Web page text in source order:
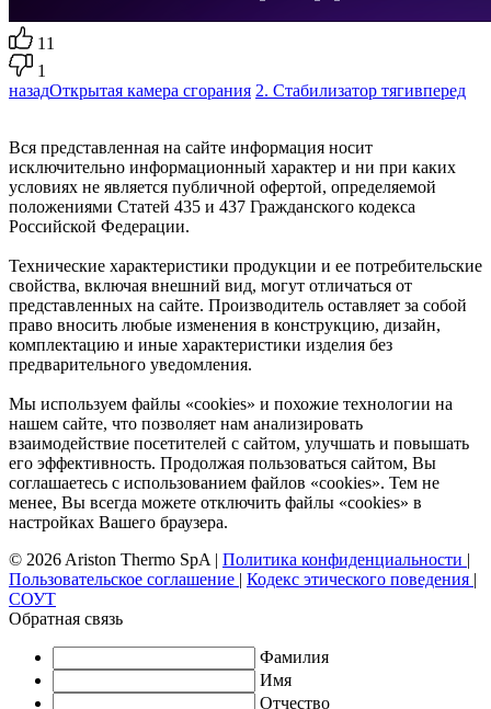
11
1
назадОткрытая камера сгорания 2. Стабилизатор тягивперед
Вся представленная на сайте информация носит
исключительно информационный характер и ни при каких
условиях не является публичной офертой, определяемой
положениями Статей 435 и 437 Гражданского кодекса
Российской Федерации.
Технические характеристики продукции и ее потребительские
свойства, включая внешний вид, могут отличаться от
представленных на сайте. Производитель оставляет за собой
право вносить любые изменения в конструкцию, дизайн,
комплектацию и иные характеристики изделия без
предварительного уведомления.
Мы используем файлы «cookies» и похожие технологии на
нашем сайте, что позволяет нам анализировать
взаимодействие посетителей с сайтом, улучшать и повышать
его эффективность. Продолжая пользоваться сайтом, Вы
соглашаетесь с использованием файлов «cookies». Тем не
менее, Вы всегда можете отключить файлы «cookies» в
настройках Вашего браузера.
© 2026 Ariston Thermo SpA | Политика конфиденциальности |
Пользовательское соглашение | Кодекс этического поведения |
СОУТ
Обратная связь
Фамилия
Имя
Отчество